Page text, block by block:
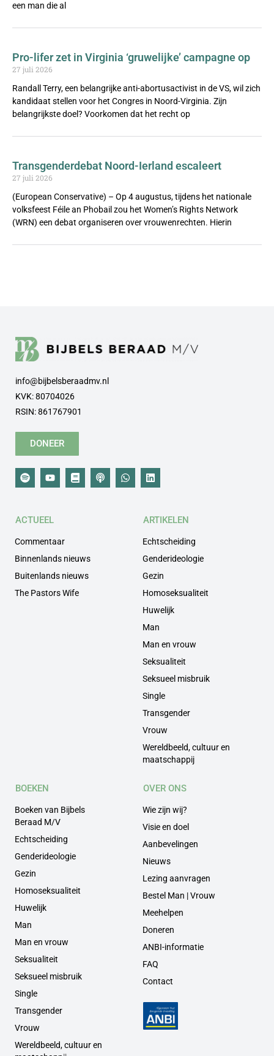
een man die al
Pro-lifer zet in Virginia ‘gruwelijke’ campagne op
27 juli 2026
Randall Terry, een belangrijke anti-abortusactivist in de VS, wil zich
kandidaat stellen voor het Congres in Noord-Virginia. Zijn
belangrijkste doel? Voorkomen dat het recht op
Transgenderdebat Noord-Ierland escaleert
27 juli 2026
(European Conservative) – Op 4 augustus, tijdens het nationale
volksfeest Féile an Phobail zou het Women’s Rights Network
(WRN) een debat organiseren over vrouwenrechten. Hierin
info@bijbelsberaadmv.nl
KVK: 80704026
RSIN: 861767901
DONEER
ACTUEEL
Commentaar
Binnenlands nieuws
Buitenlands nieuws
The Pastors Wife
ARTIKELEN
Echtscheiding
Genderideologie
Gezin
Homoseksualiteit
Huwelijk
Man
Man en vrouw
Seksualiteit
Seksueel misbruik
Single
Transgender
Vrouw
Wereldbeeld, cultuur en
maatschappij
BOEKEN
Boeken van Bijbels
Beraad M/V
Echtscheiding
Genderideologie
Gezin
Homoseksualiteit
Huwelijk
Man
Man en vrouw
Seksualiteit
Seksueel misbruik
Single
Transgender
Vrouw
Wereldbeeld, cultuur en
OVER ONS
Wie zijn wij?
Visie en doel
Aanbevelingen
Nieuws
Lezing aanvragen
Bestel Man | Vrouw
Meehelpen
Doneren
ANBI-informatie
FAQ
Contact